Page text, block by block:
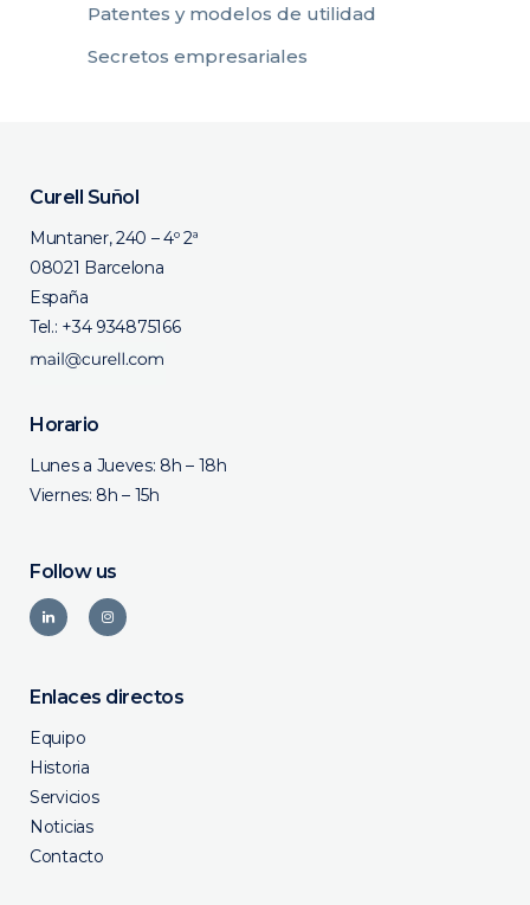
Patentes y modelos de utilidad
Secretos empresariales
Curell Suñol
Muntaner, 240 – 4º 2ª
08021 Barcelona
España
Tel.: +34 934875166
Horario
Lunes a Jueves: 8h – 18h
Viernes: 8h – 15h
Follow us
Enlaces directos
Equipo
Historia
Servicios
Noticias
Contacto